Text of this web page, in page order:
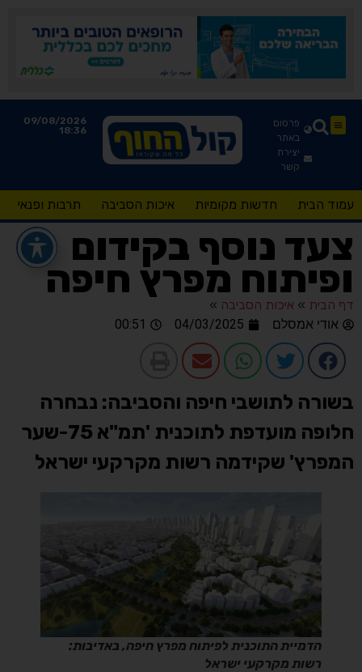
פרסום
באתר
יצירת
קשר
09/08/2026
18:36
עמוד הבית חדשות מקומיות איכות הסביבה תרבות ופנאי
צעד נוסף בקידום
ופיתוח מפרץ חיפה
דף הבית » איכות הסביבה »
אודי אמסלם
04/03/2025
00:51
בשורה לתושבי חיפה והסביבה: נבחרה
חלופה מועדפת לתוכנית 'תמ"א 75-שער
המפרץ' שקידמה רשות מקרקעי ישראל
הדמיית התוכנית לפיתוח מפרץ חיפה, באדיבות:
רשות מקרקעי ישראל